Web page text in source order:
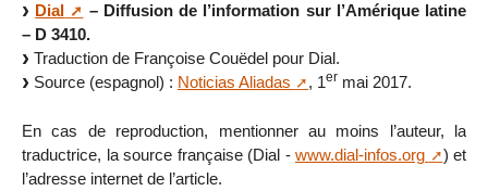
Dial
– Diffusion de l’information sur l’Amérique latine
– D 3410.
Traduction de Françoise Couëdel pour Dial.
Source (espagnol) : Noticias Aliadas , 1er mai 2017.
En cas de reproduction, mentionner au moins l’auteur, la
traductrice, la source française (Dial - www.dial-infos.org
) et
l’adresse internet de l’article.